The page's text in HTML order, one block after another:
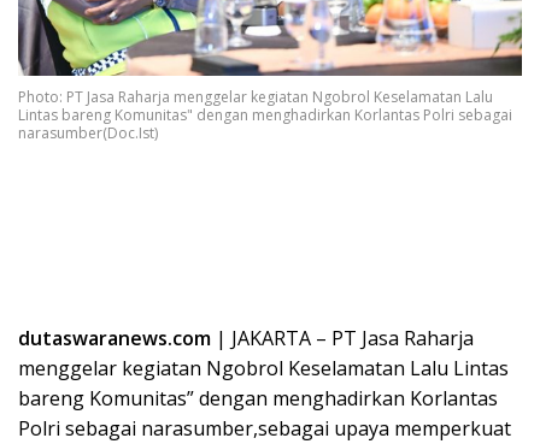
Photo: PT Jasa Raharja menggelar kegiatan Ngobrol Keselamatan Lalu
Lintas bareng Komunitas" dengan menghadirkan Korlantas Polri sebagai
narasumber(Doc.Ist)
dutaswaranews.com | JAKARTA – PT Jasa Raharja
menggelar kegiatan Ngobrol Keselamatan Lalu Lintas
bareng Komunitas” dengan menghadirkan Korlantas
Polri sebagai narasumber,sebagai upaya memperkuat